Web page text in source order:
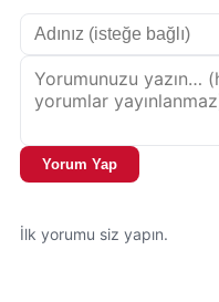
Yorum Yap
İlk yorumu siz yapın.